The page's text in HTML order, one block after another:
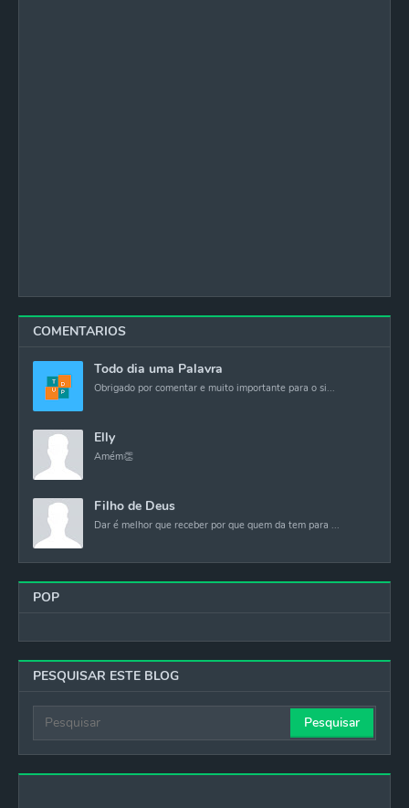
COMENTARIOS
Todo dia uma Palavra
Obrigado por comentar e muito importante para o si...
Elly
Amém👏
Filho de Deus
Dar é melhor que receber por que quem da tem para ...
POP
PESQUISAR ESTE BLOG